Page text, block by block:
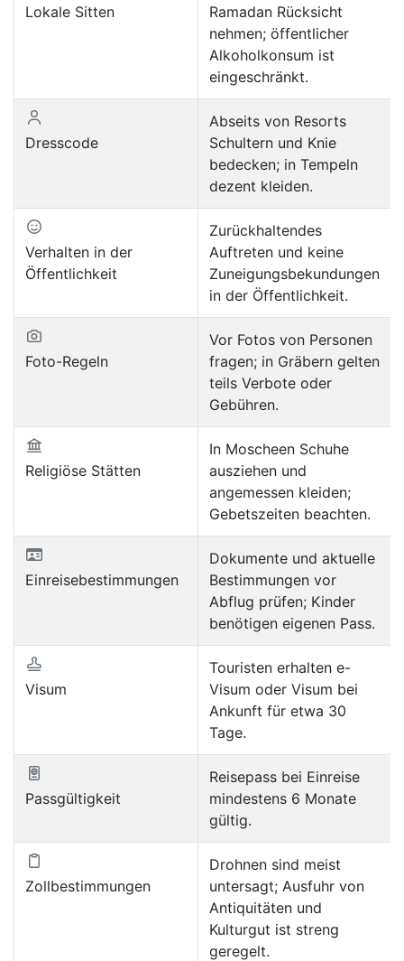
Lokale Sitten
Ramadan Rücksicht
nehmen; öffentlicher
Alkoholkonsum ist
eingeschränkt.
Dresscode
Abseits von Resorts
Schultern und Knie
bedecken; in Tempeln
dezent kleiden.
Verhalten in der
Öffentlichkeit
Zurückhaltendes
Auftreten und keine
Zuneigungsbekundungen
in der Öffentlichkeit.
Foto-Regeln
Vor Fotos von Personen
fragen; in Gräbern gelten
teils Verbote oder
Gebühren.
Religiöse Stätten
In Moscheen Schuhe
ausziehen und
angemessen kleiden;
Gebetszeiten beachten.
Einreisebestimmungen
Dokumente und aktuelle
Bestimmungen vor
Abflug prüfen; Kinder
benötigen eigenen Pass.
Visum
Touristen erhalten e-
Visum oder Visum bei
Ankunft für etwa 30
Tage.
Passgültigkeit
Reisepass bei Einreise
mindestens 6 Monate
gültig.
Zollbestimmungen
Drohnen sind meist
untersagt; Ausfuhr von
Antiquitäten und
Kulturgut ist streng
geregelt.